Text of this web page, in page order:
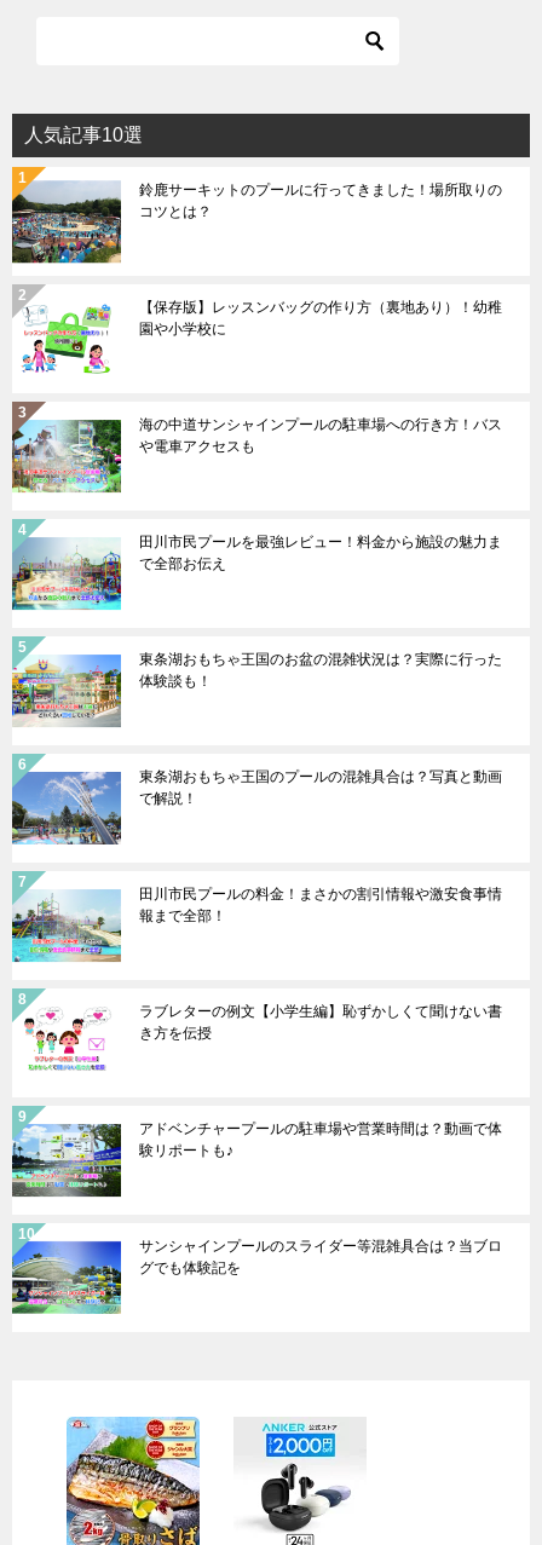
人気記事10選
鈴鹿サーキットのプールに行ってきました！場所取りの
コツとは？
【保存版】レッスンバッグの作り方（裏地あり）！幼稚
園や小学校に
海の中道サンシャインプールの駐車場への行き方！バス
や電車アクセスも
田川市民プールを最強レビュー！料金から施設の魅力ま
で全部お伝え
東条湖おもちゃ王国のお盆の混雑状況は？実際に行った
体験談も！
東条湖おもちゃ王国のプールの混雑具合は？写真と動画
で解説！
田川市民プールの料金！まさかの割引情報や激安食事情
報まで全部！
ラブレターの例文【小学生編】恥ずかしくて聞けない書
き方を伝授
アドベンチャープールの駐車場や営業時間は？動画で体
験リポートも♪
サンシャインプールのスライダー等混雑具合は？当ブロ
グでも体験記を